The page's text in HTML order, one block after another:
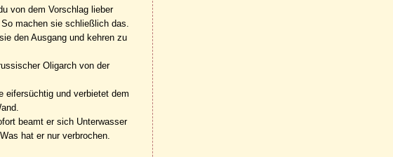
von dem Vorschlag lieber
machen sie schließlich das.
den Ausgang und kehren zu
Oligarch von der
eifersüchtig und verbietet dem
beamt er sich Unterwasser
hat er nur verbrochen.